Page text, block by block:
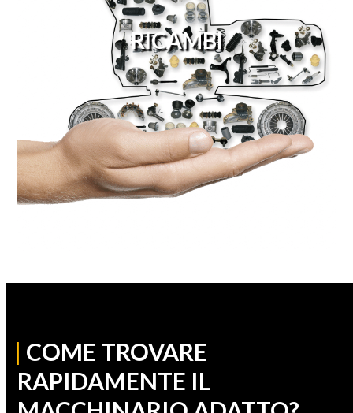
RICAMBI
| COME TROVARE
RAPIDAMENTE IL